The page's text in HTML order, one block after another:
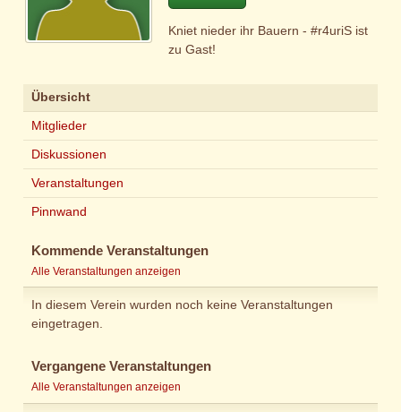
Kniet nieder ihr Bauern - #r4uriS ist
zu Gast!
Übersicht
Mitglieder
Diskussionen
Veranstaltungen
Pinnwand
Kommende Veranstaltungen
Alle Veranstaltungen anzeigen
In diesem Verein wurden noch keine Veranstaltungen
eingetragen.
Vergangene Veranstaltungen
Alle Veranstaltungen anzeigen